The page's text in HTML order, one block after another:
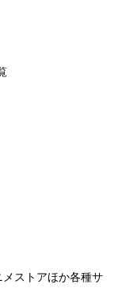
ストアほか各種サ